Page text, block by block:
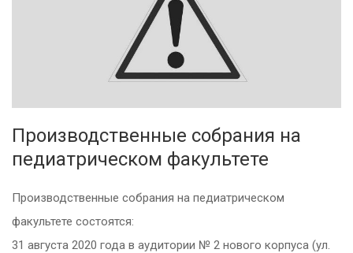
Производственные собрания на
педиатрическом факультете
Производственные собрания на педиатрическом
факультете состоятся:
31 августа 2020 года в аудитории № 2 нового корпуса (ул.